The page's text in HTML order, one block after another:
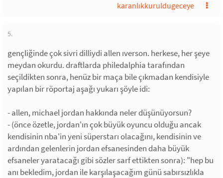
karanlıkkuruldugeceye
5.
gençliğinde çok sivri dilliydi allen ıverson. herkese, her şeye
meydan okurdu. draftlarda philedalphia tarafından
seçildikten sonra, henüz bir maça bile çıkmadan kendisiyle
yapılan bir röportaj aşağı yukarı şöyle idi:
- allen, michael jordan hakkında neler düşünüyorsun?
- (önce özetle, jordan'ın çok büyük oyuncu olduğu ancak
kendisinin nba'in yeni süperstarı olacağını, kendisinin ve
ardından gelenlerin jordan efsanesinden daha büyük
efsaneler yaratacağı gibi sözler sarf ettikten sonra): "hep bu
anı bekledim, jordan ile karşılaşacağım günü sabırsızlıkla